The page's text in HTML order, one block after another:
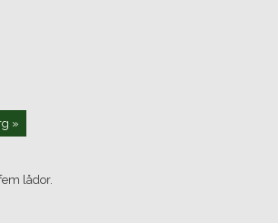
»
lådor.